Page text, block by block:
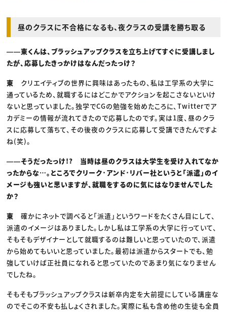
昼のクラスに不合格になるも、夜クラスの受講を勝ち取る
――東くんは、ブラッシュアップクラスを立ち上げてすぐに受講しまし
たが、応募したきっかけはなんだったっけ？
東 クリエイティブの世界に興味はあったもの、私は工学系の大学に
通っているため、就職するにはどこかでアクションを起こさないといけ
ないと思っていました。独学でCGの勉強を始めたころに、Twitterでア
カデミーの情報が流れてきたので応募したのです。実は1度、昼のクラ
スに応募して落ちて、その後夜のクラスに応募して受講できたんですよ
ね(笑)。
――そうだったっけ!? 当時は昼のクラスは大学生を受け入れてなか
ったからな…。ところでクリーク･アンド･リバー社というと「派遣」のイ
メージも強いと思いますが、就職をするのに気にはなりませんでした
か？
東 確かにネットで調べると「派遣」というワードをたくさん目にして、
派遣のイメージはありました。しかし私は工学系の大学に行っていて、
そもそもデザイナーとして就職するのは難しいと思っていたので、派遣
から始めてもいいと思っていました。最初は派遣からスタートでも、勉
強していけば正社員になれると思っていたのであまり気になりません
でしたね。
そもそもブラッシュアップクラスは新卒内定を大前提にしている講座な
のでそこの不安も払しょくされました。実際に私も含め他の生徒も全員